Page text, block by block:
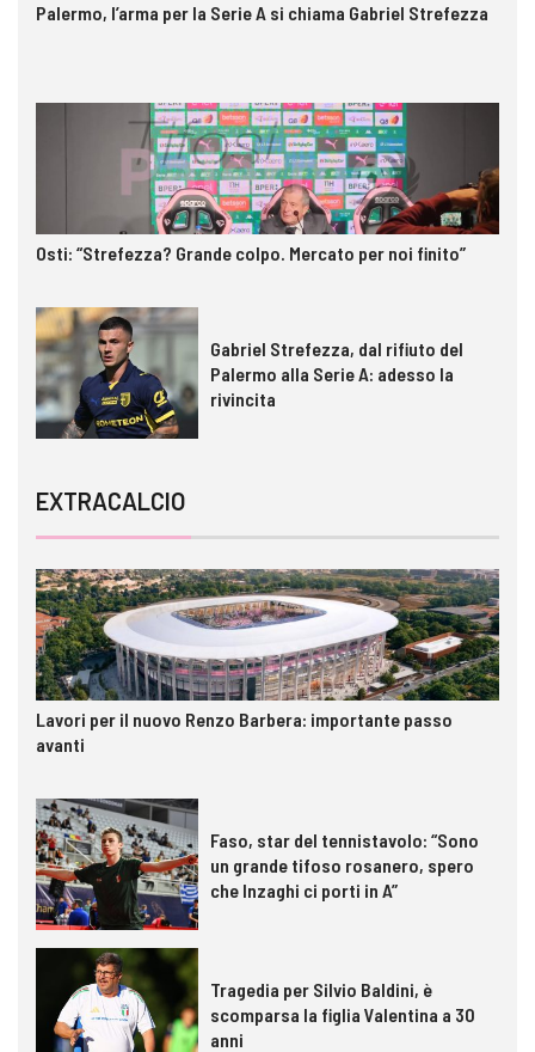
Palermo, l’arma per la Serie A si chiama Gabriel Strefezza
Osti: “Strefezza? Grande colpo. Mercato per noi finito”
Gabriel Strefezza, dal rifiuto del
Palermo alla Serie A: adesso la
rivincita
EXTRACALCIO
Lavori per il nuovo Renzo Barbera: importante passo
avanti
Faso, star del tennistavolo: “Sono
un grande tifoso rosanero, spero
che Inzaghi ci porti in A”
Tragedia per Silvio Baldini, è
scomparsa la figlia Valentina a 30
anni